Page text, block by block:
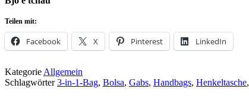
Teilen mit:
Facebook X Pinterest LinkedIn
Kategorie Allgemein
Schlagwörter3-in-1-Bag, Bolsa, Gabs, Handbags, Henkeltasche,